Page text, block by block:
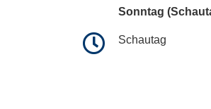
Sonntag
Schautag